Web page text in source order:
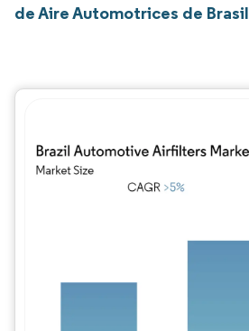
de Aire Automotrices de Brasil